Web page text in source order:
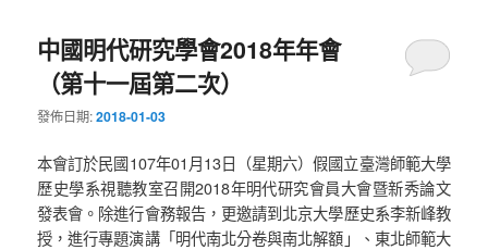
中國明代研究學會2018年年會
（第十一屆第二次）
發佈日期:2018-01-03
本會訂於民國107年01月13日（星期六）假國立臺灣師範大學
歷史學系視聽教室召開2018年明代研究會員大會暨新秀論文
發表會。除進行會務報告，更邀請到北京大學歷史系李新峰教
授，進行專題演講「明代南北分卷與南北解額」、東北師範大